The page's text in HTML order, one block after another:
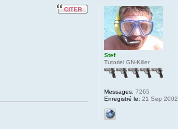
Stef
Tutoriel GN-Killer
Messages: 7265
Enregistré le: 21 Sep 2002